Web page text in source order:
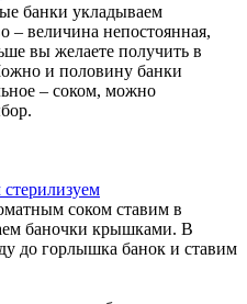
банки укладываем
– величина непостоянная,
вы желаете получить в
и половину банки
– соком, можно
соком ставим в
баночки крышками. В
до горлышка банок и ставим